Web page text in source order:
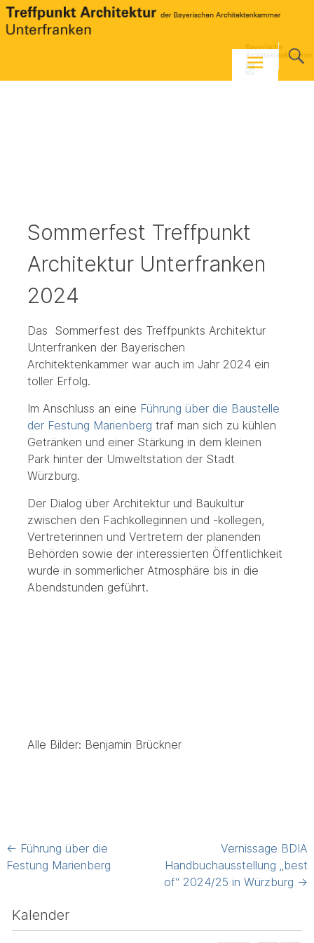
Skip
to
Sommerfest Treffpunkt
Architektur Unterfranken
2024
Das Sommerfest des Treffpunkts Architektur
Unterfranken der Bayerischen
Architektenkammer war auch im Jahr 2024 ein
toller Erfolg.
Im Anschluss an eine Führung über die Baustelle
der Festung Marienberg traf man sich zu kühlen
Getränken und einer Stärkung in dem kleinen
Park hinter der Umweltstation der Stadt
Würzburg.
Der Dialog über Architektur und Baukultur
zwischen den Fachkolleginnen und -kollegen,
Vertreterinnen und Vertretern der planenden
Behörden sowie der interessierten Öffentlichkeit
wurde in sommerlicher Atmosphäre bis in die
Abendstunden geführt.
Alle Bilder: Benjamin Brückner
Post
navigation
← Führung über die
Festung Marienberg
Vernissage BDIA
Handbuchausstellung „best
of“ 2024/25 in Würzburg →
Kalender